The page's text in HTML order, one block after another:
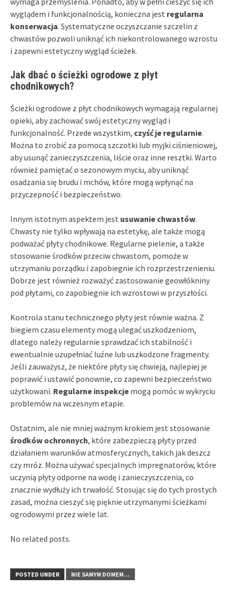
wyglądem i funkcjonalnością, konieczna jest regularna
konserwacja. Systematyczne oczyszczanie szczelin z
chwastów pozwoli uniknąć ich niekontrolowanego wzrostu
i zapewni estetyczny wygląd ścieżek.
Jak dbać o ścieżki ogrodowe z płyt
chodnikowych?
Ścieżki ogrodowe z płyt chodnikowych wymagają regularnej
opieki, aby zachować swój estetyczny wygląd i
funkcjonalność. Przede wszystkim, czyść je regularnie.
Można to zrobić za pomocą szczotki lub myjki ciśnieniowej,
aby usunąć zanieczyszczenia, liście oraz inne resztki. Warto
również pamiętać o sezonowym myciu, aby uniknąć
osadzania się brudu i mchów, które mogą wpłynąć na
przyczepność i bezpieczeństwo.
Innym istotnym aspektem jest usuwanie chwastów.
Chwasty nie tylko wpływają na estetykę, ale także mogą
podważać płyty chodnikowe. Regularne pielenie, a także
stosowanie środków przeciw chwastom, pomoże w
utrzymaniu porządku i zapobiegnie ich rozprzestrzenieniu.
Dobrze jest również rozważyć zastosowanie geowłókniny
pod płytami, co zapobiegnie ich wzrostowi w przyszłości.
Kontrola stanu technicznego płyty jest równie ważna. Z
biegiem czasu elementy mogą ulegać uszkodzeniom,
dlatego należy regularnie sprawdzać ich stabilność i
ewentualnie uzupełniać luźne lub uszkodzone fragmenty.
Jeśli zauważysz, że niektóre płyty się chwieją, najlepiej je
poprawić i ustawić ponownie, co zapewni bezpieczeństwo
użytkowani. Regularne inspekcje mogą pomóc w wykryciu
problemów na wczesnym etapie.
Ostatnim, ale nie mniej ważnym krokiem jest stosowanie
środków ochronnych, które zabezpieczą płyty przed
działaniem warunków atmosferycznych, takich jak deszcz
czy mróz. Można używać specjalnych impregnatorów, które
uczynią płyty odporne na wodę i zanieczyszczenia, co
znacznie wydłuży ich trwałość. Stosując się do tych prostych
zasad, można cieszyć się pięknie utrzymanymi ścieżkami
ogrodowymi przez wiele lat.
No related posts.
POSTED UNDER NIE SAMYM DOMEM...